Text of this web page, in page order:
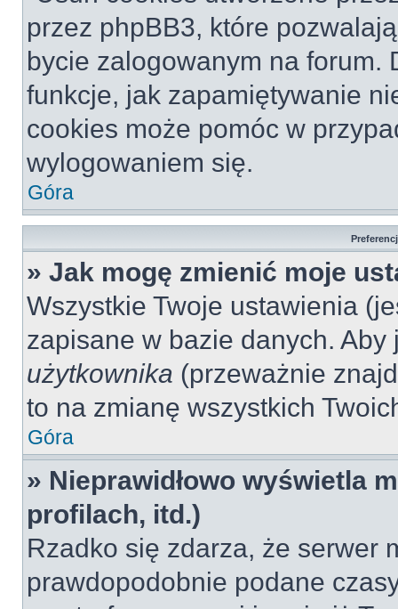
przez phpBB3, które
bycie zalogowanym na forum.
funkcje, jak zapamiętywanie
cookies może pomóc w
wylogowaniem się.
Góra
» Jak mogę zmienić moje
Wszystkie Twoje ustawienia
zapisane w bazie danych.
użytkownika (przeważnie
to na zmianę wszystkich
Góra
» Nieprawidłowo wyświetla
profilach, itd.)
Rzadko się zdarza, że serwer
prawdopodobnie podane